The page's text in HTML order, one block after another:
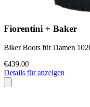
Fiorentini + Baker
Biker Boots für Damen
€439.00
Details für anzeigen